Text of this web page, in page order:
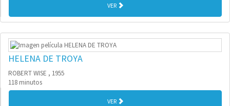
VER
HELENA DE TROYA
ROBERT WISE , 1955
118 minutos
VER